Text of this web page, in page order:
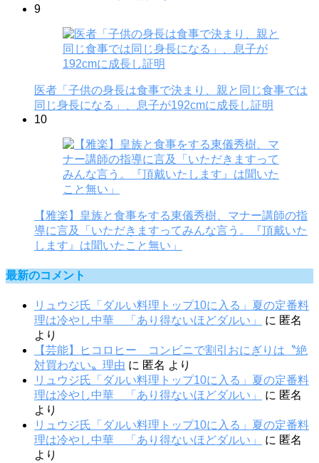
9
医者「子供の身長は食事で決まり、親と同じ食事では
同じ身長になる」、息子が192cmに成長し証明
10
【雅楽】皇族と食事をする東儀秀樹、マナー講師の指
導に言及「いただきますってみんな言う。『頂戴いた
します』は聞いたこと無い」
最新のコメント
リュウジ氏「ダルい料理トップ10に入る」夏の定番料
理は冷やし中華 「あり得ないほどダルい」
に 匿名
より
【芸能】ヒコロヒー コンビニで割引おにぎりは〝絶
対買わない〟理由 に 匿名 より
リュウジ氏「ダルい料理トップ10に入る」夏の定番料
理は冷やし中華 「あり得ないほどダルい」
に 匿名
より
リュウジ氏「ダルい料理トップ10に入る」夏の定番料
理は冷やし中華 「あり得ないほどダルい」
に 匿名
より